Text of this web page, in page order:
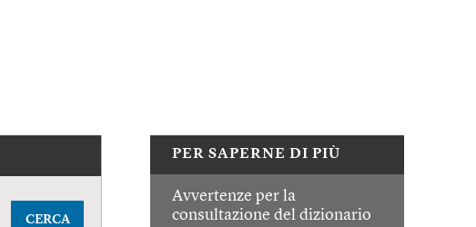
PER SAPERNE DI PIÙ
Avvertenze per la
consultazione del dizionario
CERCA